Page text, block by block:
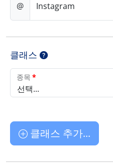
@ Instagram
클래스
선택...
종목 *
클래스 추가...